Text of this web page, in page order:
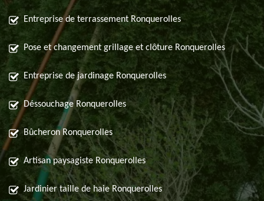
Entreprise de terrassement Ronquerolles
Pose et changement grillage et clôture Ronquerolles
Entreprise de jardinage Ronquerolles
Déssouchage Ronquerolles
Bûcheron Ronquerolles
Artisan paysagiste Ronquerolles
Jardinier taille de haie Ronquerolles